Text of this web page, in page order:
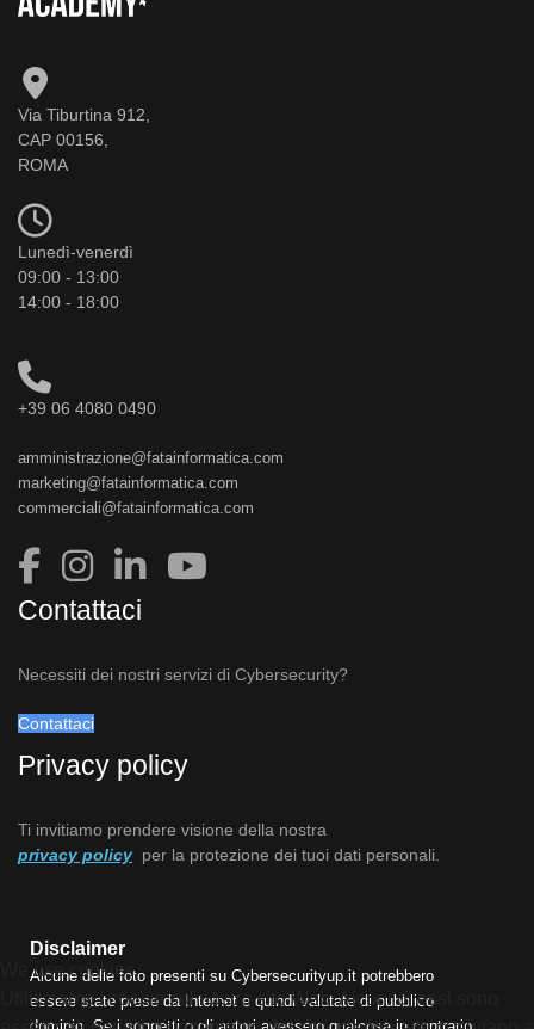
Via Tiburtina 912,
CAP 00156,
ROMA
Lunedì-venerdì
09:00 - 13:00
14:00 - 18:00
+39 06 4080 0490
amministrazione@fatainformatica.com
marketing@fatainformatica.com
commerciali@fatainformatica.com
Contattaci
Necessiti dei nostri servizi di Cybersecurity?
Contattaci
Privacy policy
Ti invitiamo prendere visione della nostra
privacy policy per la protezione dei tuoi dati personali.
Disclaimer
Alcune delle foto presenti su Cybersecurityup.it potrebbero
essere state prese da Internet e quindi valutate di pubblico
We use cookies
Utilizziamo i cookie sul nostro sito Web. Alcuni di essi sono